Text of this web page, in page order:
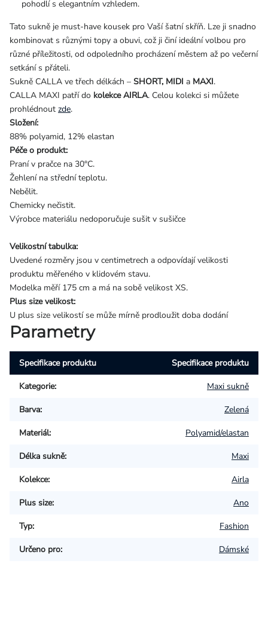
pohodlí s elegantním vzhledem.
Tato sukně je must-have kousek pro Vaší šatní skříň. Lze ji snadno
kombinovat s různými topy a obuvi, což ji činí ideální volbou pro
různé příležitosti, od odpoledního procházení městem až po večerní
setkání s přáteli.
Sukně CALLA ve třech délkách – SHORT, MIDI a MAXI.
CALLA MAXI patří do kolekce AIRLA. Celou kolekci si můžete
prohlédnout zde.
Složení:
88% polyamid, 12% elastan
Péče o produkt:
Praní v pračce na 30°C.
Žehlení na střední teplotu.
Nebělit.
Chemicky nečistit.
Výrobce materiálu nedoporučuje sušit v sušičce
Velikostní tabulka:
Uvedené rozměry jsou v centimetrech a odpovídají velikosti
produktu měřeného v klidovém stavu.
Modelka měří 175 cm a má na sobě velikost XS.
Plus size velikost:
U plus size velikostí se může mírně prodloužit doba dodání
Parametry
Specifikace produktu Specifikace produktu
Kategorie: Maxi sukně
Barva: Zelená
Materiál: Polyamid/elastan
Délka sukně: Maxi
Kolekce: Airla
Plus size: Ano
Typ: Fashion
Určeno pro: Dámské